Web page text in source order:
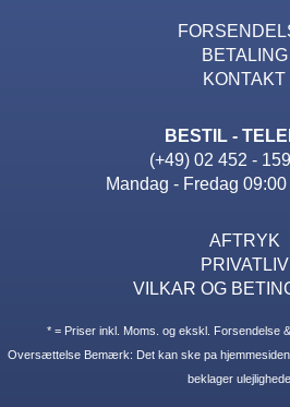
BETALING
KONTAKT
BESTIL -
(+49) 02 452 -
Mandag - Fredag
AFTRYK
PRIVATLIV
VILKAR OG
* = Priser inkl. Moms. og ekskl. Forsendelse
Oversættelse Bemærk: Det kan ske pa
beklager